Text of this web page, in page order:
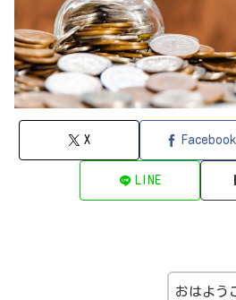
X Facebook
LINE
おはよう